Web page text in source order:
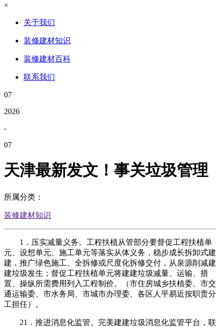
×
关于我们
装修建材知识
装修建材百科
联系我们
07
2026
-
07
天津最新发文！事关垃圾管理
所属分类：
装修建材知识
1．压实减量义务。工程扶植从管部分要督促工程扶植单
元、设想单元、施工单元等落实从体义务，稳步成长拆卸式建
建，推广绿色施工、全拆修或尺度化拆修交付，从泉源削减建
建垃圾发生；督促工程扶植单元将建建垃圾减量、运输、措
置、操纵所需费用列入工程制价。（市住房城乡扶植委、市交
通运输委、市水务局、市城市办理委、各区人平易近按职责分
工担任）。
21．推进消息化监管。完美建建垃圾消息化监管平台，联